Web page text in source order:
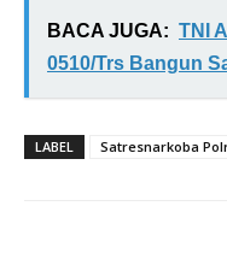
BACA JUGA: TNI
0510/Trs Bangun
LABEL Satresnarkoba